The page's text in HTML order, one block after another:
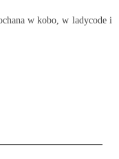
w kobo, w ladycode i